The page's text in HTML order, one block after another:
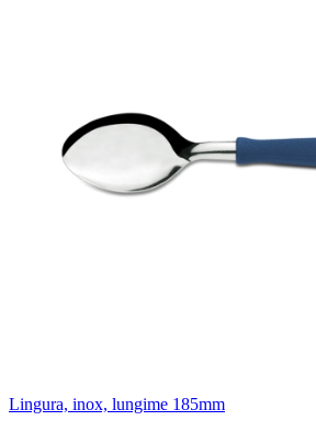
Lingura, inox, lungime 185mm